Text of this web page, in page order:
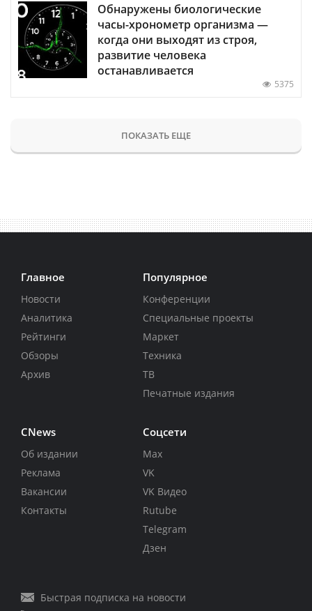
Обнаружены биологические
часы-хронометр организма —
когда они выходят из строя,
развитие человека
останавливается
5375
ПОКАЗАТЬ ЕЩЕ
Главное
Новости
Аналитика
Рейтинги
Обзоры
Архив
Популярное
Конференции
Специальные проекты
Маркет
Техника
ТВ
Печатные издания
CNews
Об издании
Реклама
Вакансии
Контакты
Соцсети
Max
VK
VK Видео
Rutube
Telegram
Дзен
Быстрая подписка на новости